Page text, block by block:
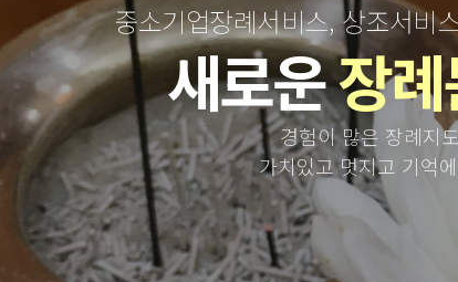
중소기업장례서비스, 상조서비
새로운장
경험이 많은 장례지
가치있고 멋지고 기억